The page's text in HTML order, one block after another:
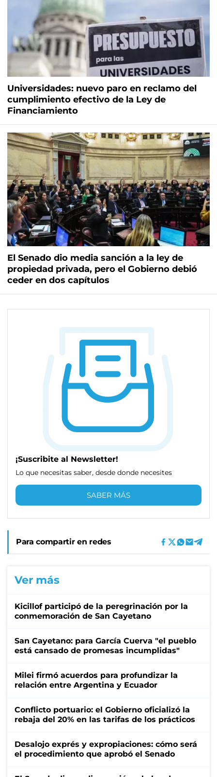
Universidades: nuevo paro en reclamo del
cumplimiento efectivo de la Ley de
Financiamiento
El Senado dio media sanción a la ley de
propiedad privada, pero el Gobierno debió
ceder en dos capítulos
¡Suscribite al Newsletter!
Lo que necesitas saber, desde donde necesites
SABER MÁS
Para compartir en redes
Ver más
Kicillof participó de la peregrinación por la
conmemoración de San Cayetano
San Cayetano: para García Cuerva "el pueblo
está cansado de promesas incumplidas"
Milei firmó acuerdos para profundizar la
relación entre Argentina y Ecuador
Conflicto portuario: el Gobierno oficializó la
rebaja del 20% en las tarifas de los prácticos
Desalojo exprés y expropiaciones: cómo será
el procedimiento que aprobó el Senado